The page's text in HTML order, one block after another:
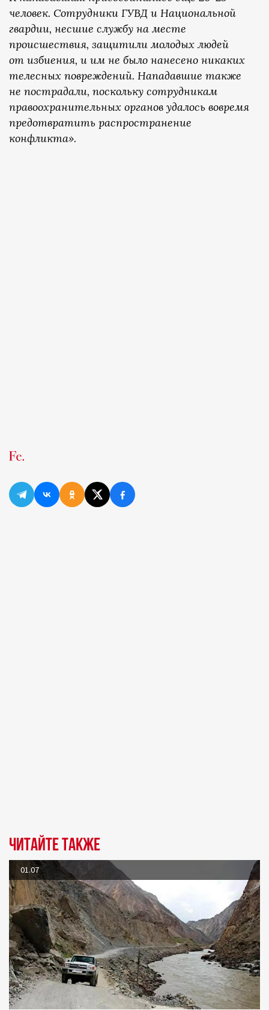
человек. Сотрудники ГУВД и Национальной
гвардии, несшие службу на месте
происшествия, защитили молодых людей
от избиения, и им не было нанесено никаких
телесных повреждений. Нападавшие также
не пострадали, поскольку сотрудникам
правоохранительных органов удалось вовремя
предотвратить распространение
конфликта».
Читайте также
01.07